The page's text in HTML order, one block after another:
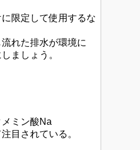
限定して使用するな
れた排水が環境に
ましょう。
ミン酸Na
目されている。